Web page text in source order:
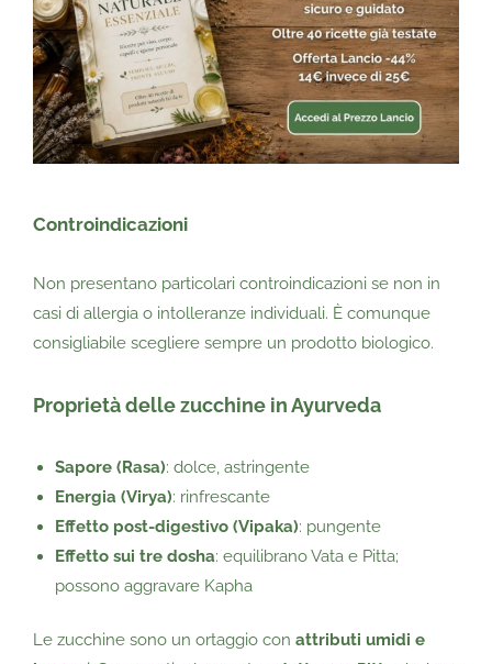
Controindicazioni
Non presentano particolari controindicazioni se non in
casi di allergia o intolleranze individuali. È comunque
consigliabile scegliere sempre un prodotto biologico.
Proprietà delle zucchine in Ayurveda
Sapore (Rasa): dolce, astringente
Energia (Virya): rinfrescante
Effetto post-digestivo (Vipaka): pungente
Effetto sui tre dosha: equilibrano Vata e Pitta;
possono aggravare Kapha
Le zucchine sono un ortaggio con attributi umidi e